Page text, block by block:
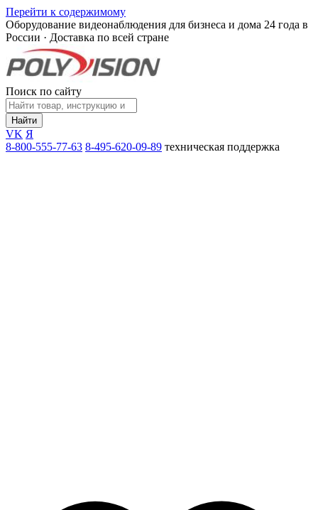
Перейти к содержимому
Оборудование видеонаблюдения для бизнеса и дома 24 года в
России · Доставка по всей стране
Поиск по сайту
Найти
VK Я
8-800-555-77-63 8-495-620-09-89 техническая поддержка